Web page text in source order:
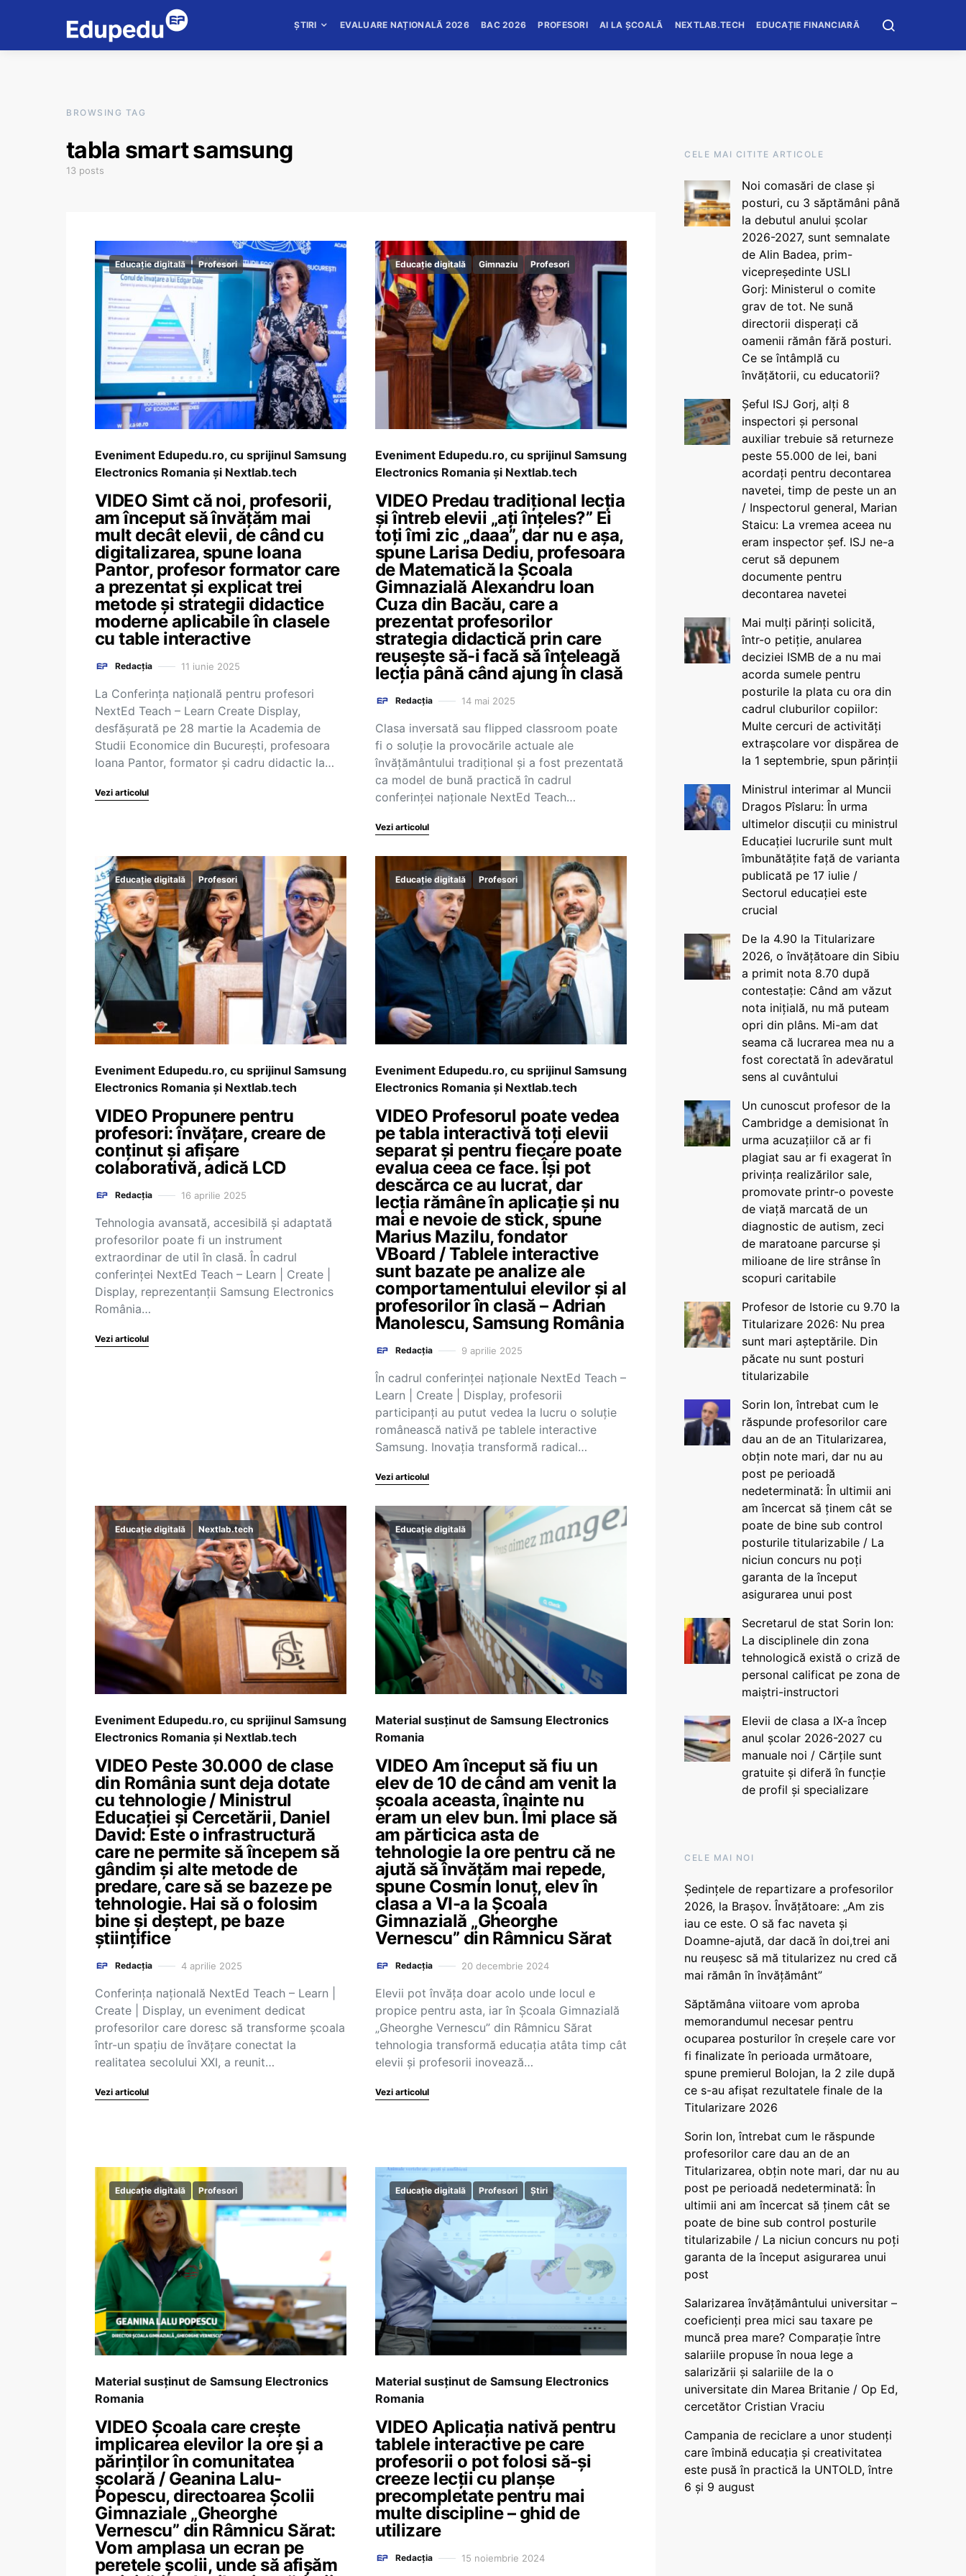
ȘTIRI EVALUARE NAȚIONALĂ 2026 BAC 2026 PROFESORI AI LA ȘCOALĂ NEXTLAB.TECH EDUCAȚIE FINANCIARĂ
BROWSING TAG
tabla smart samsung
13 posts
Educație digitală Profesori
Eveniment Edupedu.ro, cu sprijinul Samsung
Electronics Romania și Nextlab.tech
VIDEO Simt că noi, profesorii,
am început să învățăm mai
mult decât elevii, de când cu
digitalizarea, spune Ioana
Pantor, profesor formator care
a prezentat și explicat trei
metode și strategii didactice
moderne aplicabile în clasele
cu table interactive
Redacția 11 iunie 2025
La Conferința națională pentru profesori
NextEd Teach – Learn Create Display,
desfășurată pe 28 martie la Academia de
Studii Economice din București, profesoara
Ioana Pantor, formator și cadru didactic la…
Vezi articolul
Educație digitală Gimnaziu Profesori
Eveniment Edupedu.ro, cu sprijinul Samsung
Electronics Romania și Nextlab.tech
VIDEO Predau tradițional lecția
și întreb elevii „ați înțeles?” Ei
toți îmi zic „daaa”, dar nu e așa,
spune Larisa Dediu, profesoara
de Matematică la Școala
Gimnazială Alexandru Ioan
Cuza din Bacău, care a
prezentat profesorilor
strategia didactică prin care
reușește să-i facă să înțeleagă
lecția până când ajung în clasă
Redacția 14 mai 2025
Clasa inversată sau flipped classroom poate
fi o soluție la provocările actuale ale
învățământului tradițional și a fost prezentată
ca model de bună practică în cadrul
conferinței naționale NextEd Teach…
Vezi articolul
Educație digitală Profesori
Eveniment Edupedu.ro, cu sprijinul Samsung
Electronics Romania și Nextlab.tech
VIDEO Propunere pentru
profesori: învățare, creare de
conținut și afișare
colaborativă, adică LCD
Redacția 16 aprilie 2025
Tehnologia avansată, accesibilă și adaptată
profesorilor poate fi un instrument
extraordinar de util în clasă. În cadrul
conferinței NextEd Teach – Learn | Create |
Display, reprezentanții Samsung Electronics
România…
Vezi articolul
Educație digitală Profesori
Eveniment Edupedu.ro, cu sprijinul Samsung
Electronics Romania și Nextlab.tech
VIDEO Profesorul poate vedea
pe tabla interactivă toți elevii
separat și pentru fiecare poate
evalua ceea ce face. Își pot
descărca ce au lucrat, dar
lecția rămâne în aplicație și nu
mai e nevoie de stick, spune
Marius Mazilu, fondator
VBoard / Tablele interactive
sunt bazate pe analize ale
comportamentului elevilor și al
profesorilor în clasă – Adrian
Manolescu, Samsung România
Redacția 9 aprilie 2025
În cadrul conferinței naționale NextEd Teach –
Learn | Create | Display, profesorii
participanți au putut vedea la lucru o soluție
românească nativă pe tablele interactive
Samsung. Inovația transformă radical…
Vezi articolul
Educație digitală Nextlab.tech
Eveniment Edupedu.ro, cu sprijinul Samsung
Electronics Romania și Nextlab.tech
VIDEO Peste 30.000 de clase
din România sunt deja dotate
cu tehnologie / Ministrul
Educației și Cercetării, Daniel
David: Este o infrastructură
care ne permite să începem să
gândim și alte metode de
predare, care să se bazeze pe
tehnologie. Hai să o folosim
bine și deștept, pe baze
științifice
Redacția 4 aprilie 2025
Conferința națională NextEd Teach – Learn |
Create | Display, un eveniment dedicat
profesorilor care doresc să transforme școala
într-un spațiu de învățare conectat la
realitatea secolului XXI, a reunit…
Vezi articolul
Educație digitală
Material susținut de Samsung Electronics
Romania
VIDEO Am început să fiu un
elev de 10 de când am venit la
școala aceasta, înainte nu
eram un elev bun. Îmi place să
am părticica asta de
tehnologie la ore pentru că ne
ajută să învățăm mai repede,
spune Cosmin Ionuț, elev în
clasa a VI-a la Școala
Gimnazială „Gheorghe
Vernescu” din Râmnicu Sărat
Redacția 20 decembrie 2024
Elevii pot învăța doar acolo unde locul e
propice pentru asta, iar în Școala Gimnazială
„Gheorghe Vernescu” din Râmnicu Sărat
tehnologia transformă educația atâta timp cât
elevii și profesorii inovează…
Vezi articolul
Educație digitală Profesori
Material susținut de Samsung Electronics
Romania
VIDEO Școala care crește
implicarea elevilor la ore și a
părinților în comunitatea
școlară / Geanina Lalu-
Popescu, directoarea Școlii
Gimnaziale „Gheorghe
Vernescu” din Râmnicu Sărat:
Vom amplasa un ecran pe
peretele școlii, unde să afișăm
Educație digitală Profesori Știri
Material susținut de Samsung Electronics
Romania
VIDEO Aplicația nativă pentru
tablele interactive pe care
profesorii o pot folosi să-și
creeze lecții cu planșe
precompletate pentru mai
multe discipline – ghid de
utilizare
Redacția 15 noiembrie 2024
CELE MAI CITITE ARTICOLE
Noi comasări de clase și
posturi, cu 3 săptămâni până
la debutul anului școlar
2026-2027, sunt semnalate
de Alin Badea, prim-
vicepreședinte USLI
Gorj: Ministerul o comite
grav de tot. Ne sună
directorii disperați că
oamenii rămân fără posturi.
Ce se întâmplă cu
învățătorii, cu educatorii?
Șeful ISJ Gorj, alți 8
inspectori și personal
auxiliar trebuie să returneze
peste 55.000 de lei, bani
acordați pentru decontarea
navetei, timp de peste un an
/ Inspectorul general, Marian
Staicu: La vremea aceea nu
eram inspector șef. ISJ ne-a
cerut să depunem
documente pentru
decontarea navetei
Mai mulți părinți solicită,
într-o petiție, anularea
deciziei ISMB de a nu mai
acorda sumele pentru
posturile la plata cu ora din
cadrul cluburilor copiilor:
Multe cercuri de activități
extrașcolare vor dispărea de
la 1 septembrie, spun părinții
Ministrul interimar al Muncii
Dragos Pîslaru: În urma
ultimelor discuții cu ministrul
Educației lucrurile sunt mult
îmbunătățite față de varianta
publicată pe 17 iulie /
Sectorul educației este
crucial
De la 4.90 la Titularizare
2026, o învățătoare din Sibiu
a primit nota 8.70 după
contestație: Când am văzut
nota inițială, nu mă puteam
opri din plâns. Mi-am dat
seama că lucrarea mea nu a
fost corectată în adevăratul
sens al cuvântului
Un cunoscut profesor de la
Cambridge a demisionat în
urma acuzațiilor că ar fi
plagiat sau ar fi exagerat în
privința realizărilor sale,
promovate printr-o poveste
de viață marcată de un
diagnostic de autism, zeci
de maratoane parcurse și
milioane de lire strânse în
scopuri caritabile
Profesor de Istorie cu 9.70 la
Titularizare 2026: Nu prea
sunt mari așteptările. Din
păcate nu sunt posturi
titularizabile
Sorin Ion, întrebat cum le
răspunde profesorilor care
dau an de an Titularizarea,
obțin note mari, dar nu au
post pe perioadă
nedeterminată: În ultimii ani
am încercat să ținem cât se
poate de bine sub control
posturile titularizabile / La
niciun concurs nu poți
garanta de la început
asigurarea unui post
Secretarul de stat Sorin Ion:
La disciplinele din zona
tehnologică există o criză de
personal calificat pe zona de
maiștri-instructori
Elevii de clasa a IX-a încep
anul școlar 2026-2027 cu
manuale noi / Cărțile sunt
gratuite și diferă în funcție
de profil și specializare
CELE MAI NOI
Ședințele de repartizare a profesorilor
2026, la Brașov. Învățătoare: „Am zis
iau ce este. O să fac naveta și
Doamne-ajută, dar dacă în doi,trei ani
nu reușesc să mă titularizez nu cred că
mai rămân în învățământ”
Săptămâna viitoare vom aproba
memorandumul necesar pentru
ocuparea posturilor în creșele care vor
fi finalizate în perioada următoare,
spune premierul Bolojan, la 2 zile după
ce s-au afișat rezultatele finale de la
Titularizare 2026
Sorin Ion, întrebat cum le răspunde
profesorilor care dau an de an
Titularizarea, obțin note mari, dar nu au
post pe perioadă nedeterminată: În
ultimii ani am încercat să ținem cât se
poate de bine sub control posturile
titularizabile / La niciun concurs nu poți
garanta de la început asigurarea unui
post
Salarizarea învățământului universitar –
coeficienți prea mici sau taxare pe
muncă prea mare? Comparație între
salariile propuse în noua lege a
salarizării și salariile de la o
universitate din Marea Britanie / Op Ed,
cercetător Cristian Vraciu
Campania de reciclare a unor studenți
care îmbină educația și creativitatea
este pusă în practică la UNTOLD, între
6 și 9 august